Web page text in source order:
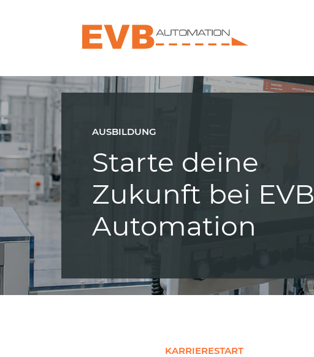
AUSBILDUNG
Starte deine
Zukunft bei EVB
Automation
KARRIERESTART